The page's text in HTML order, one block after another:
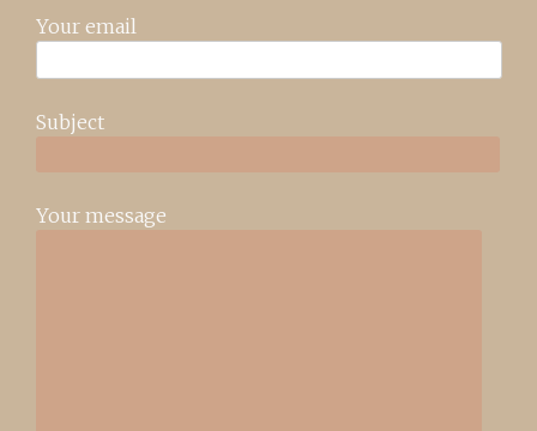
Your email
Subject
Your message